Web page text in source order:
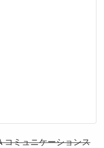
コミュニケーションス